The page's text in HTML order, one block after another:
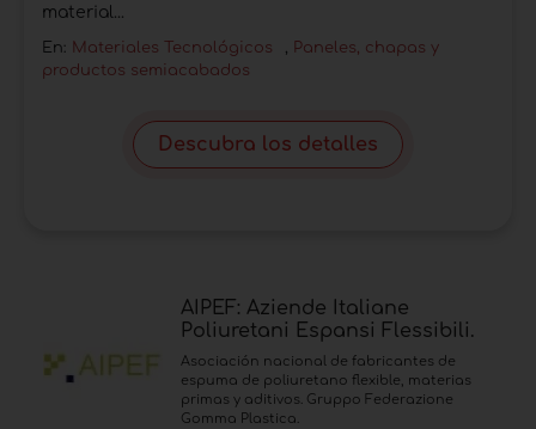
material...
En: Materiales Tecnológicos , Paneles, chapas y
productos semiacabados
Descubra los detalles
AIPEF: Aziende Italiane
Poliuretani Espansi Flessibili.
Asociación nacional de fabricantes de
espuma de poliuretano flexible, materias
primas y aditivos. Gruppo Federazione
Gomma Plastica.